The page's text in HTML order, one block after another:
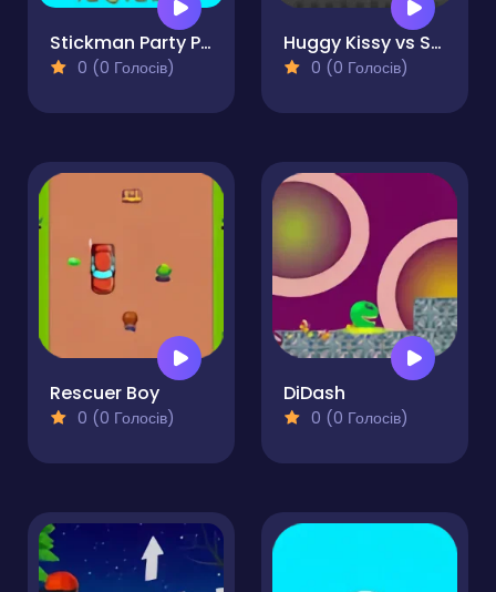
Stickman Party Parkour
0 (0 Голосів)
Huggy Kissy vs Steve Alex
0 (0 Голосів)
Rescuer Boy
0 (0 Голосів)
DiDash
0 (0 Голосів)